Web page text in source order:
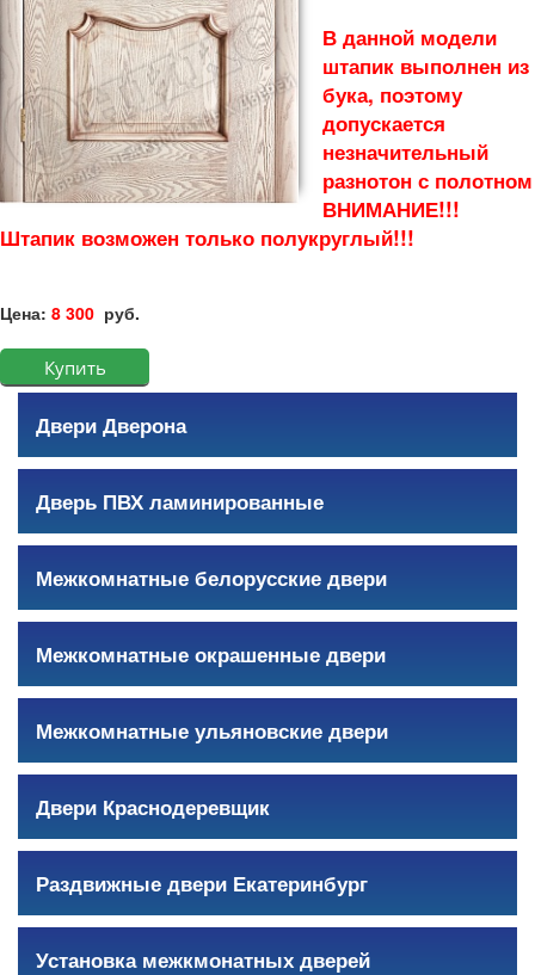
В данной модели
штапик выполнен из
бука, поэтому
допускается
незначительный
разнотон с полотном
ВНИМАНИЕ!!!
Штапик возможен только полукруглый!!!
Цена: 8 300 руб.
Двери Дверона
Дверь ПВХ ламинированные
Межкомнатные белорусские двери
Межкомнатные окрашенные двери
Межкомнатные ульяновские двери
Двери Краснодеревщик
Раздвижные двери Екатеринбург
Установка межкмонатных дверей